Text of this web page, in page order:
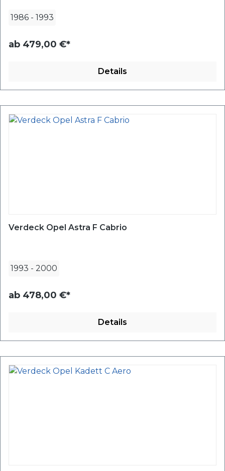
1986 - 1993
ab 479,00 €*
Details
Verdeck Opel Astra F Cabrio
1993 - 2000
ab 478,00 €*
Details